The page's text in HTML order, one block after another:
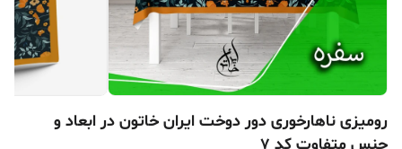
رومیزی ناهارخوری دور دوخت ایران خاتون در ابعاد و